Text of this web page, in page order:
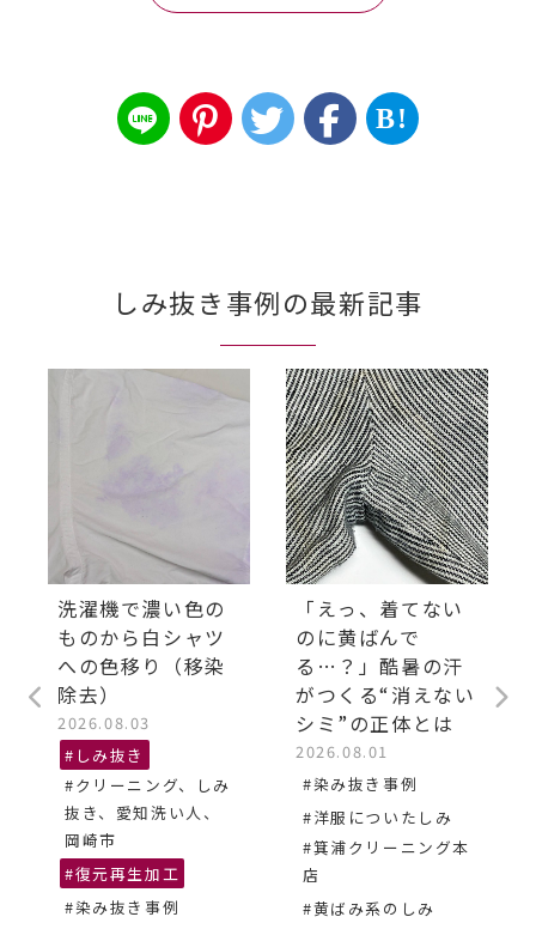
B!
しみ抜き事例の最新記事
洗濯機で濃い色の
ものから白シャツ
への色移り（移染
除去）
2026.08.03
#しみ抜き
#クリーニング、しみ
抜き、愛知洗い人、
岡崎市
#復元再生加工
#染み抜き事例
「えっ、着てない
のに黄ばんで
る…？」酷暑の汗
がつくる“消えない
シミ”の正体とは
2026.08.01
#染み抜き事例
#洋服についたしみ
#箕浦クリーニング本
店
#黄ばみ系のしみ